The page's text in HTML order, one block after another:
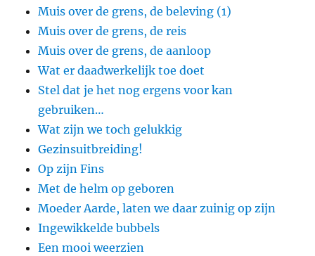
Muis over de grens, de beleving (1)
Muis over de grens, de reis
Muis over de grens, de aanloop
Wat er daadwerkelijk toe doet
Stel dat je het nog ergens voor kan
gebruiken…
Wat zijn we toch gelukkig
Gezinsuitbreiding!
Op zijn Fins
Met de helm op geboren
Moeder Aarde, laten we daar zuinig op zijn
Ingewikkelde bubbels
Een mooi weerzien